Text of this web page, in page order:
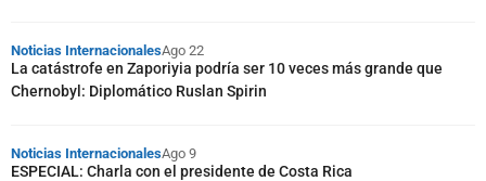
Noticias InternacionalesAgo 22
La catástrofe en Zaporiyia podría ser 10 veces más grande que
Chernobyl: Diplomático Ruslan Spirin
Noticias InternacionalesAgo 9
ESPECIAL: Charla con el presidente de Costa Rica